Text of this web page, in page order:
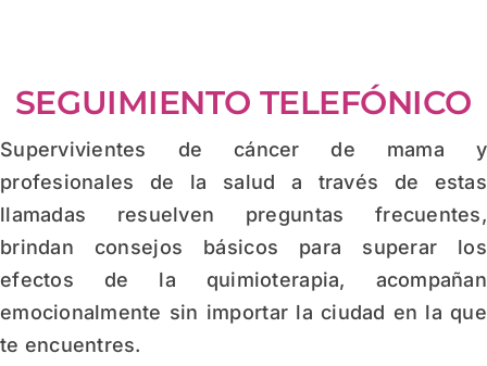
SEGUIMIENTO TELEFÓNICO
Supervivientes de cáncer de mama y
profesionales de la salud a través de estas
llamadas resuelven preguntas frecuentes,
brindan consejos básicos para superar los
efectos de la quimioterapia, acompañan
emocionalmente sin importar la ciudad en la que
te encuentres.